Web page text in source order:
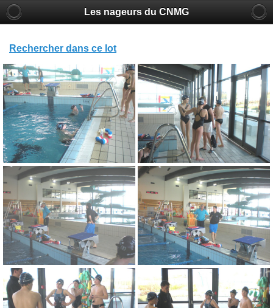
Les nageurs du CNMG
Rechercher dans ce lot